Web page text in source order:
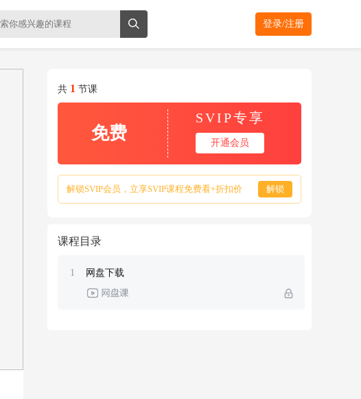
登录/注册
共 1 节课
免费
SVIP专享
开通会员
解锁SVIP会员，立享SVIP课程免费看+折扣价 解锁
课程目录
1 网盘下载